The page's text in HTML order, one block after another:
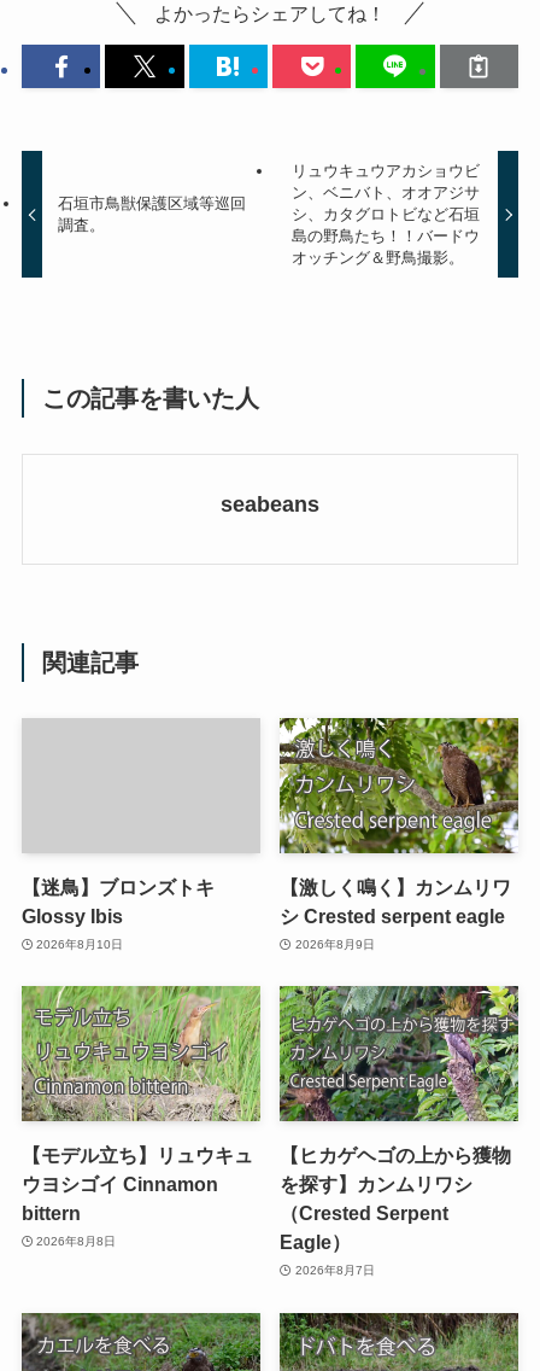
よかったらシェアしてね！
石垣市鳥獣保護区域等巡回
調査。
リュウキュウアカショウビ
ン、ベニバト、オオアジサ
シ、カタグロトビなど石垣
島の野鳥たち！！バードウ
オッチング＆野鳥撮影。
この記事を書いた人
seabeans
関連記事
【迷鳥】ブロンズトキ
Glossy Ibis
2026年8月10日
【激しく鳴く】カンムリワ
シ Crested serpent eagle
2026年8月9日
【モデル立ち】リュウキュ
ウヨシゴイ Cinnamon
bittern
2026年8月8日
【ヒカゲヘゴの上から獲物
を探す】カンムリワシ
（Crested Serpent
Eagle）
2026年8月7日